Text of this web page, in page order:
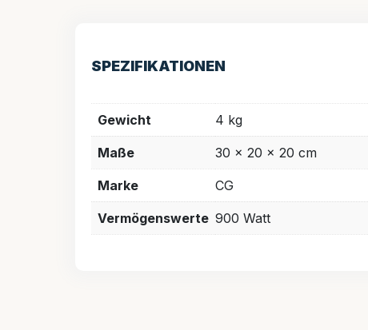
SPEZIFIKATIONEN
Gewicht 4 kg
Maße 30 × 20 × 20 cm
Marke CG
Vermögenswerte 900 Watt